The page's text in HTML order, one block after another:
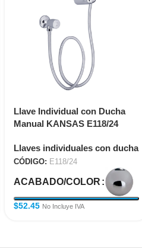
Llave Individual con Ducha
Manual KANSAS E118/24
Llaves individuales con ducha
CÓDIGO: E118/24
ACABADO/COLOR
$52.45 No Incluye IVA